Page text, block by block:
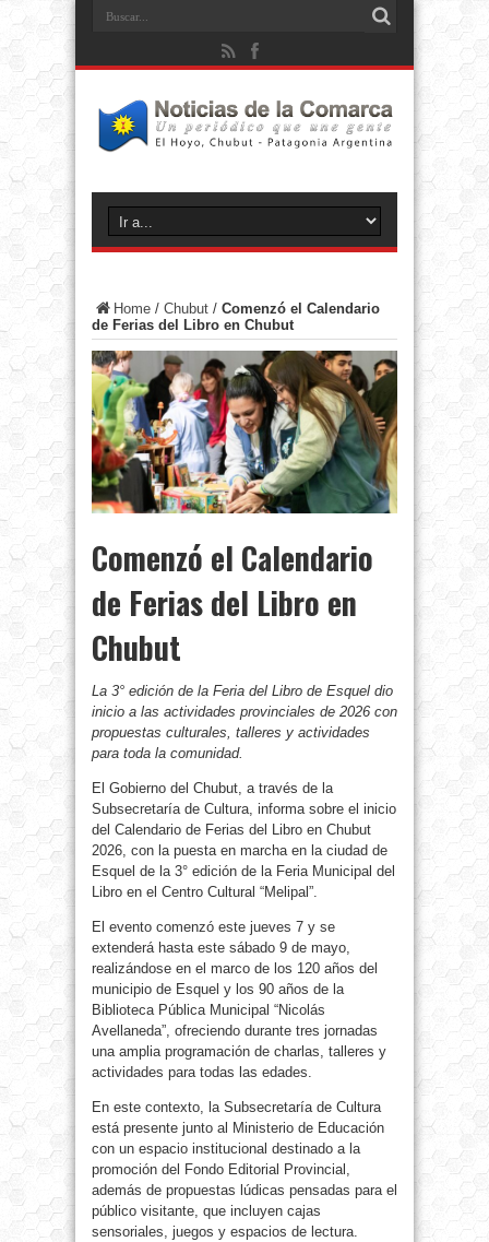
Home / Chubut / Comenzó el Calendario
de Ferias del Libro en Chubut
Comenzó el Calendario
de Ferias del Libro en
Chubut
La 3° edición de la Feria del Libro de Esquel dio
inicio a las actividades provinciales de 2026 con
propuestas culturales, talleres y actividades
para toda la comunidad.
El Gobierno del Chubut, a través de la
Subsecretaría de Cultura, informa sobre el inicio
del Calendario de Ferias del Libro en Chubut
2026, con la puesta en marcha en la ciudad de
Esquel de la 3° edición de la Feria Municipal del
Libro en el Centro Cultural “Melipal”.
El evento comenzó este jueves 7 y se
extenderá hasta este sábado 9 de mayo,
realizándose en el marco de los 120 años del
municipio de Esquel y los 90 años de la
Biblioteca Pública Municipal “Nicolás
Avellaneda”, ofreciendo durante tres jornadas
una amplia programación de charlas, talleres y
actividades para todas las edades.
En este contexto, la Subsecretaría de Cultura
está presente junto al Ministerio de Educación
con un espacio institucional destinado a la
promoción del Fondo Editorial Provincial,
además de propuestas lúdicas pensadas para el
público visitante, que incluyen cajas
sensoriales, juegos y espacios de lectura.